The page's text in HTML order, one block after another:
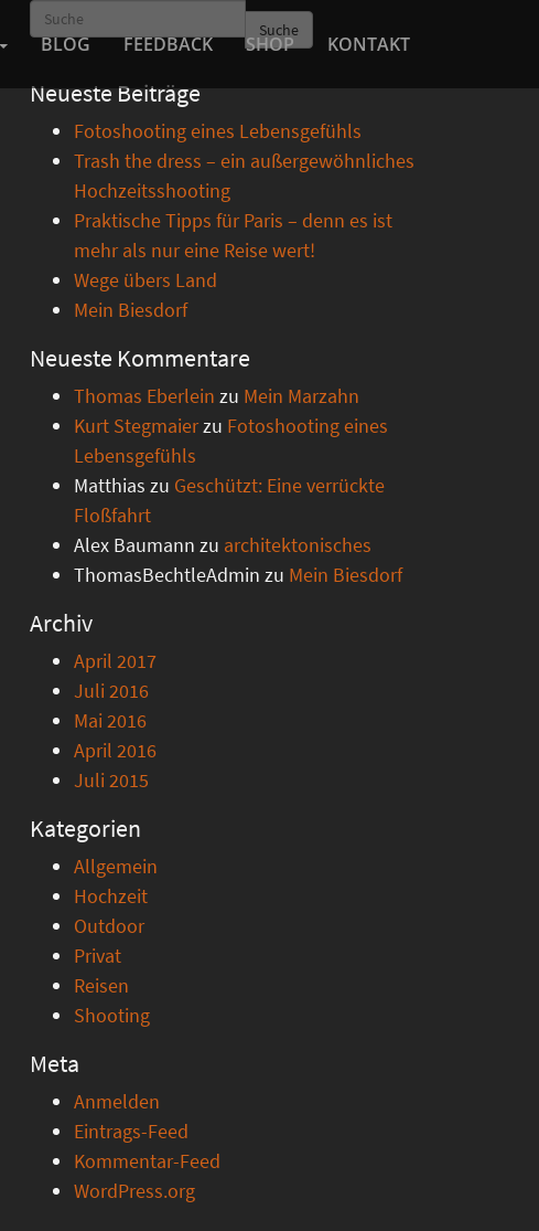
BLOG FEEDBACK SHOP KONTAKT
Suche
Neueste Beiträge
Fotoshooting eines Lebensgefühls
Trash the dress – ein außergewöhnliches
Hochzeitsshooting
Praktische Tipps für Paris – denn es ist
mehr als nur eine Reise wert!
Wege übers Land
Mein Biesdorf
Neueste Kommentare
Thomas Eberlein zu Mein Marzahn
Kurt Stegmaierzu Fotoshooting eines
Lebensgefühls
Matthias zu Geschützt: Eine verrückte
Floßfahrt
Alex Baumann zu architektonisches
ThomasBechtleAdmin zu Mein Biesdorf
Archiv
April 2017
Juli 2016
Mai 2016
April 2016
Juli 2015
Kategorien
Allgemein
Hochzeit
Outdoor
Privat
Reisen
Shooting
Meta
Anmelden
Eintrags-Feed
Kommentar-Feed
WordPress.org